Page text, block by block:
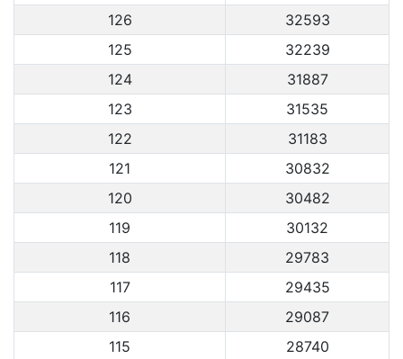
126
32593
125
32239
124
31887
123
31535
122
31183
121
30832
120
30482
119
30132
118
29783
117
29435
116
29087
115
28740